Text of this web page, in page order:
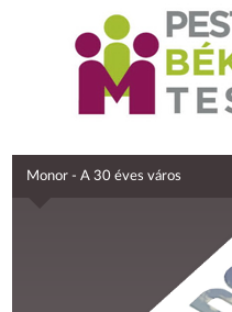
Monor - A 30 éves város